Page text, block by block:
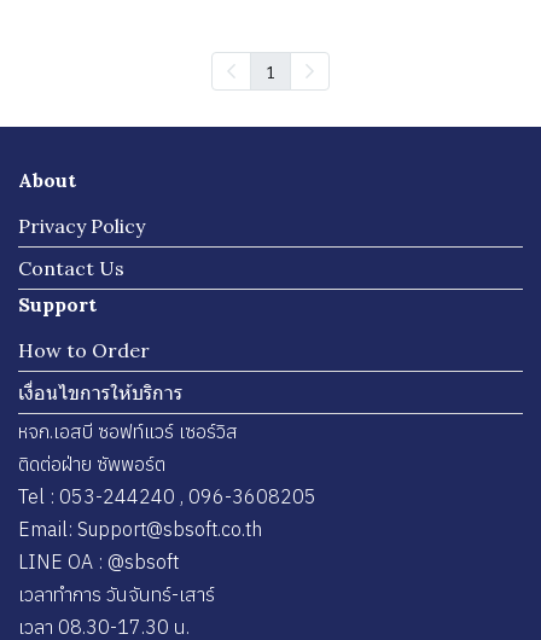
1
About
Privacy Policy
Contact Us
Support
How to Order
เงื่อนไขการให้บริการ
หจก.เอสบี ซอฟท์แวร์ เซอร์วิส
ติดต่อฝ่าย ซัพพอร์ต
Tel : 053-244240 , 096-3608205
Email: Support@sbsoft.co.th
LINE OA : @sbsoft
เวลาทำการ วันจันทร์-เสาร์
เวลา 08.30-17.30 น.